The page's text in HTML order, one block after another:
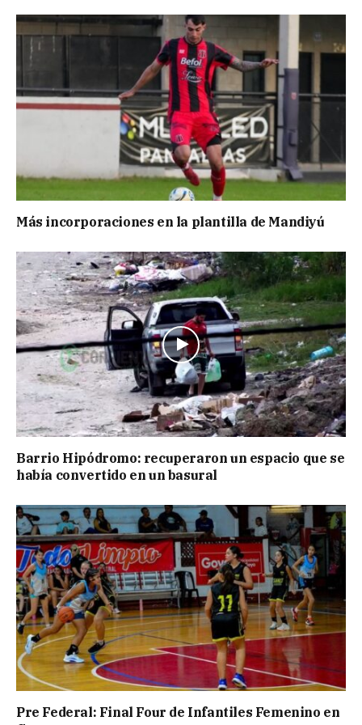
Más incorporaciones en la plantilla de Mandiyú
Barrio Hipódromo: recuperaron un espacio que se
había convertido en un basural
Pre Federal: Final Four de Infantiles Femenino en